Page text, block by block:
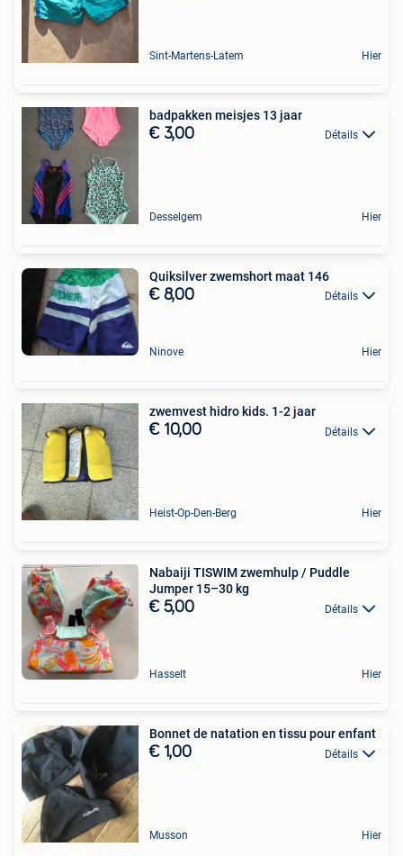
Sint-Martens-Latem Hier
badpakken meisjes 13 jaar
€ 3,00 Détails
Desselgem Hier
Quiksilver zwemshort maat 146
€ 8,00 Détails
Ninove Hier
zwemvest hidro kids. 1-2 jaar
€ 10,00 Détails
Heist-Op-Den-Berg Hier
Nabaiji TISWIM zwemhulp / Puddle
Jumper 15–30 kg
€ 5,00 Détails
Hasselt Hier
Bonnet de natation en tissu pour enfant
€ 1,00 Détails
Musson Hier